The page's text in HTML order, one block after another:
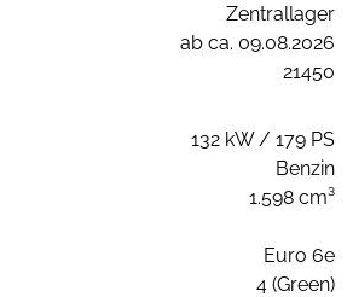
Zentrallager
ab ca. 09.08.2026
21450
132 kW / 179 PS
Benzin
1.598 cm³
Euro 6e
4 (Green)